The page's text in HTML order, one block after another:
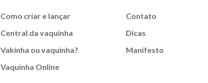
Como criar e lançar
Central da vaquinha
Vakinha ou vaquinha?
Vaquinha Online
Contato
Dicas
Manifesto